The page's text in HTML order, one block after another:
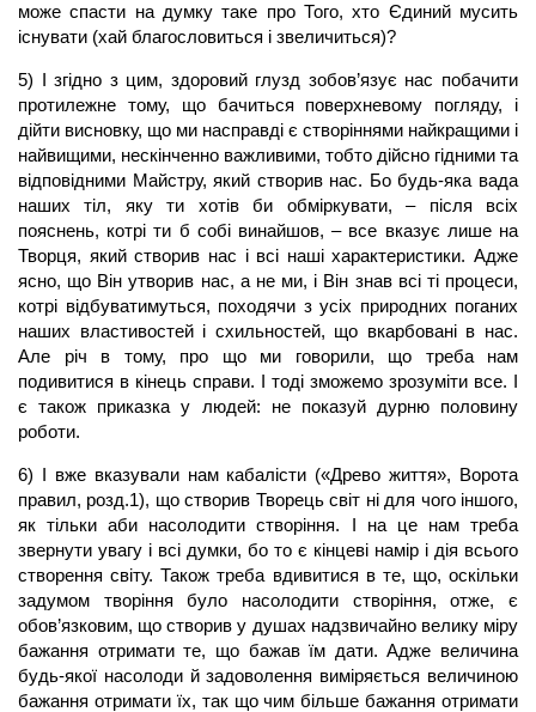
може спасти на думку таке про Того, хто Єдиний мусить
існувати (хай благословиться і звеличиться)?
5) І згідно з цим, здоровий глузд зобов’язує нас побачити
протилежне тому, що бачиться поверхневому погляду, і
дійти висновку, що ми насправді є створіннями найкращими і
найвищими, нескінченно важливими, тобто дійсно гідними та
відповідними Майстру, який створив нас. Бо будь-яка вада
наших тіл, яку ти хотів би обміркувати, – після всіх
пояснень, котрі ти б собі винайшов, – все вказує лише на
Творця, який створив нас і всі наші характеристики. Адже
ясно, що Він утворив нас, а не ми, і Він знав всі ті процеси,
котрі відбуватимуться, походячи з усіх природних поганих
наших властивостей і схильностей, що вкарбовані в нас.
Але річ в тому, про що ми говорили, що треба нам
подивитися в кінець справи. І тоді зможемо зрозуміти все. І
є також приказка у людей: не показуй дурню половину
роботи.
6) І вже вказували нам кабалісти («Древо життя», Ворота
правил, розд.1), що створив Творець світ ні для чого іншого,
як тільки аби насолодити створіння. І на це нам треба
звернути увагу і всі думки, бо то є кінцеві намір і дія всього
створення світу. Також треба вдивитися в те, що, оскільки
задумом творіння було насолодити створіння, отже, є
обов’язковим, що створив у душах надзвичайно велику міру
бажання отримати те, що бажав їм дати. Адже величина
будь-якої насолоди й задоволення виміряється величиною
бажання отримати їх, так що чим більше бажання отримати